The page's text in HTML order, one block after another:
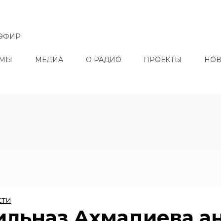
МЕДИА О РАДИО ПРОЕКТЫ